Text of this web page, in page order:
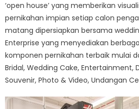
‘open house’ yang memberikan
pernikahan impian setiap calon
matang dipersiapkan bersama
Enterprise yang menyediakan
komponen pernikahan terbaik mulai
Bridal, Wedding Cake, Entertainment,
Souvenir, Photo & Video, Undangan